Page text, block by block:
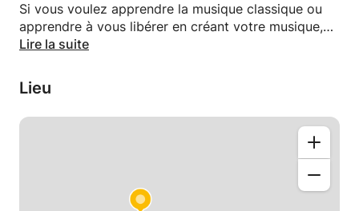
Si vous voulez apprendre la musique classique ou
apprendre à vous libérer en créant votre musique,
en improvisant ce cours est fait pour vous.
ensembles avec d'autres musiciens pour faire de la
musique à plusieurs.
Tout en mêlant l'apprentissage d'une technique de
propose sont adaptés à tous: connaissance en
solfège ou non, tous âges, quels que soient vos
Lire la suite
Lieu